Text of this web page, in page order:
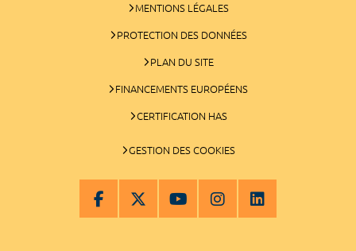
MENTIONS LÉGALES
PROTECTION DES DONNÉES
PLAN DU SITE
FINANCEMENTS EUROPÉENS
CERTIFICATION HAS
GESTION DES COOKIES